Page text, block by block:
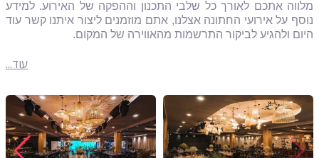
מלווה אתכם לאורך כל שלבי התכנון וההפקה של האירוע. למידע
נוסף על אירועי החתונה אצלנו, אתם מוזמנים ליצור איתנו קשר עוד
היום ולהגיע לביקור התרשמות מהאווירה של המקום.
עוד...